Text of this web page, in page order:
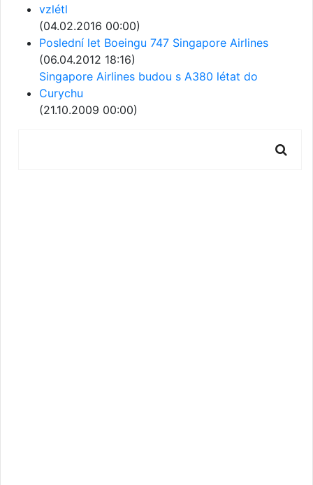
vzlétl
(04.02.2016 00:00)
Poslední let Boeingu 747 Singapore Airlines
(06.04.2012 18:16)
Singapore Airlines budou s A380 létat do
Curychu
(21.10.2009 00:00)